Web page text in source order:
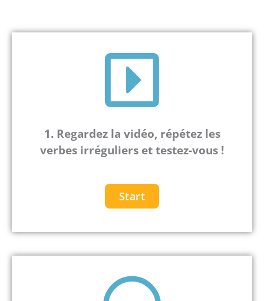
1. Regardez la vidéo, répétez les
verbes irréguliers et testez-vous !
Start